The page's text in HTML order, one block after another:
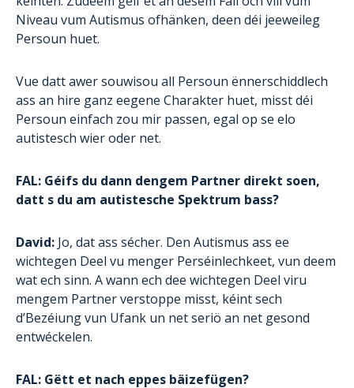
Niveau vum Autismus ofhänken, deen déi jeeweileg
Persoun huet.
Vue datt awer souwisou all Persoun ënnerschiddlech
ass an hire ganz eegene Charakter huet, misst déi
Persoun einfach zou mir passen, egal op se elo
autistesch wier oder net.
FAL: Géifs du dann dengem Partner direkt soen,
datt s du am autistesche Spektrum bass?
David: Jo, dat ass sécher. Den Autismus ass ee
wichtegen Deel vu menger Perséinlechkeet, vun deem
wat ech sinn. A wann ech dee wichtegen Deel viru
mengem Partner verstoppe misst, kéint sech
d’Bezéiung vun Ufank un net seriö an net gesond
entwéckelen.
FAL: Gëtt et nach eppes bäizefügen?